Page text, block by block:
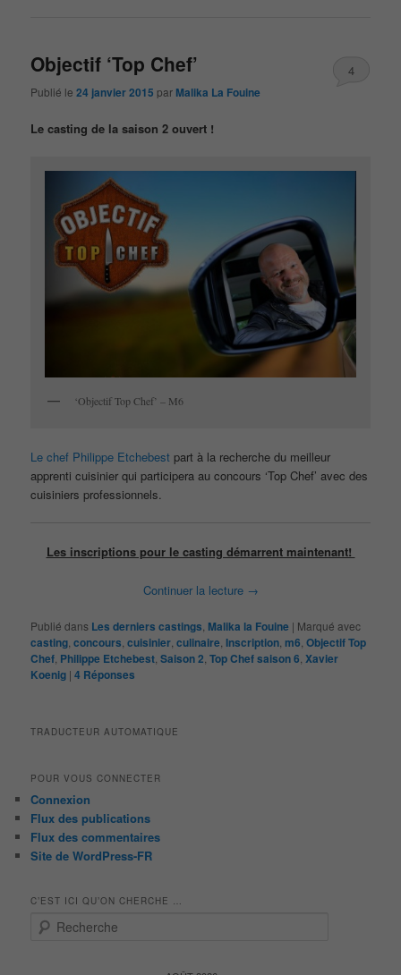
Objectif ‘Top Chef’
Publié le24 janvier 2015 par Malika La Fouine
4
Le casting de la saison 2 ouvert !
‘Objectif Top Chef’ – M6
Le chef Philippe Etchebest part à la recherche du meilleur
apprenti cuisinier qui participera au concours ‘Top Chef’ avec des
cuisiniers professionnels.
Les inscriptions pour le casting démarrent maintenant!
Continuer la lecture →
Publié dans Les derniers castings Malika la Fouine | Marqué avec
casting ,concours ,cuisinier ,culinaire Inscription ,m6 ,Objectif Top
Chef Philippe Etchebest ,Saison 2 ,Top Chef saison 6 ,Xavier
Koenig |4 Réponses
TRADUCTEUR AUTOMATIQUE
POUR VOUS CONNECTER
Connexion
Flux des publications
Flux des commentaires
Site de WordPress-FR
C’EST ICI QU’ON CHERCHE …